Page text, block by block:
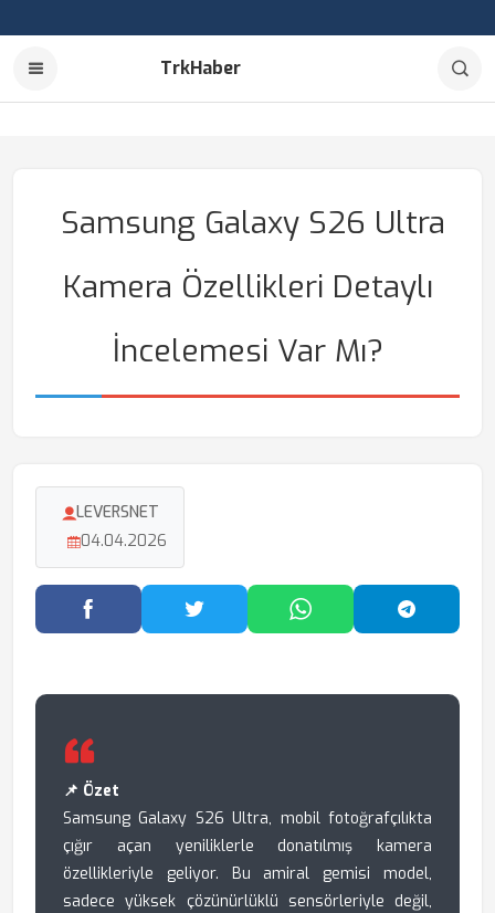
TrkHaber
Samsung Galaxy S26 Ultra
Kamera Özellikleri Detaylı
İncelemesi Var Mı?
LEVERSNET
04.04.2026
Facebook'ta PaylaşTwitter'da PaylaşWhatsApp'ta Paylaş
📌 Özet
Samsung Galaxy S26 Ultra, mobil fotoğrafçılıkta
çığır açan yeniliklerle donatılmış kamera
özellikleriyle geliyor. Bu amiral gemisi model,
sadece yüksek çözünürlüklü sensörleriyle değil,